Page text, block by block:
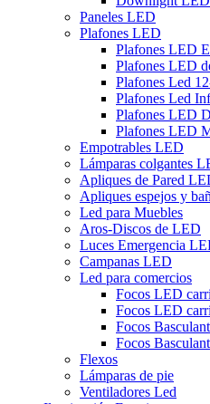
Paneles LED
Plafones LED
Plafones LED
Plafones LED
Plafones Led
Plafones Led
Plafones LED
Plafones LED
Empotrables LED
Lámparas colgantes
Apliques de Pared
Apliques espejos y
Led para Muebles
Aros-Discos de LED
Luces Emergencia
Campanas LED
Led para comercios
Focos LED
Focos LED
Focos
Focos
Flexos
Lámparas de pie
Ventiladores Led